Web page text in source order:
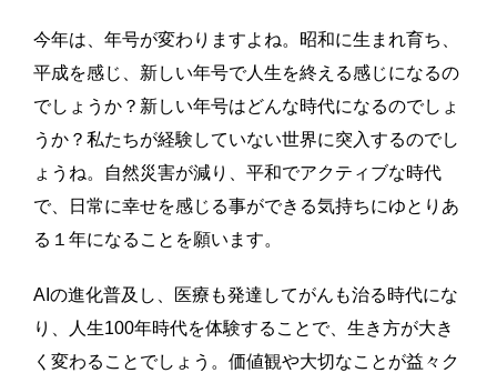
今年は、年号が変わりますよね。昭和に生まれ育ち、
平成を感じ、新しい年号で人生を終える感じになるの
でしょうか？新しい年号はどんな時代になるのでしょ
うか？私たちが経験していない世界に突入するのでし
ょうね。自然災害が減り、平和でアクティブな時代
で、日常に幸せを感じる事ができる気持ちにゆとりあ
る１年になることを願います。
AIの進化普及し、医療も発達してがんも治る時代にな
り、人生100年時代を体験することで、生き方が大き
く変わることでしょう。価値観や大切なことが益々ク